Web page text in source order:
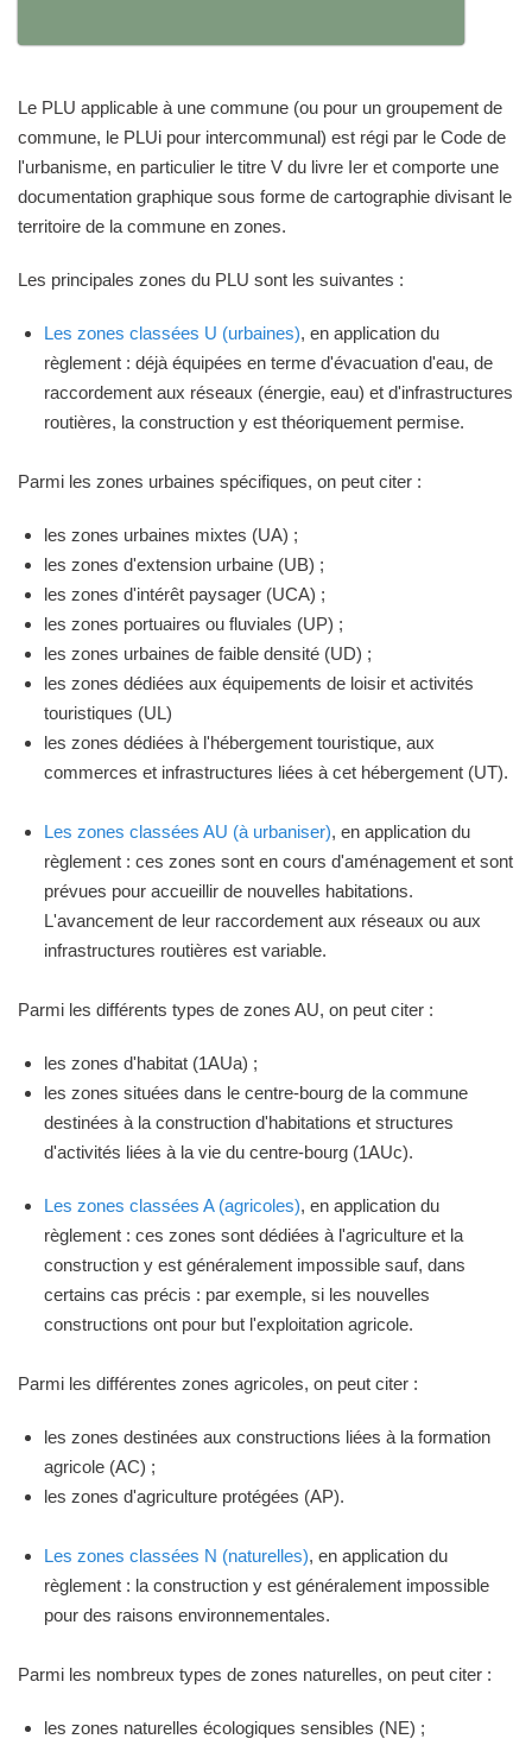
Le PLU applicable à une commune (ou pour un groupement de
commune, le PLUi pour intercommunal) est régi par le Code de
l'urbanisme, en particulier le titre V du livre Ier et comporte une
documentation graphique sous forme de cartographie divisant le
territoire de la commune en zones.
Les principales zones du PLU sont les suivantes :
Les zones classées U (urbaines), en application du
règlement : déjà équipées en terme d'évacuation d'eau, de
raccordement aux réseaux (énergie, eau) et d'infrastructures
routières, la construction y est théoriquement permise.
Parmi les zones urbaines spécifiques, on peut citer :
les zones urbaines mixtes (UA) ;
les zones d'extension urbaine (UB) ;
les zones d'intérêt paysager (UCA) ;
les zones portuaires ou fluviales (UP) ;
les zones urbaines de faible densité (UD) ;
les zones dédiées aux équipements de loisir et activités
touristiques (UL)
les zones dédiées à l'hébergement touristique, aux
commerces et infrastructures liées à cet hébergement (UT).
Les zones classées AU (à urbaniser), en application du
règlement : ces zones sont en cours d'aménagement et sont
prévues pour accueillir de nouvelles habitations.
L'avancement de leur raccordement aux réseaux ou aux
infrastructures routières est variable.
Parmi les différents types de zones AU, on peut citer :
les zones d'habitat (1AUa) ;
les zones situées dans le centre-bourg de la commune
destinées à la construction d'habitations et structures
d'activités liées à la vie du centre-bourg (1AUc).
Les zones classées A (agricoles), en application du
règlement : ces zones sont dédiées à l'agriculture et la
construction y est généralement impossible sauf, dans
certains cas précis : par exemple, si les nouvelles
constructions ont pour but l'exploitation agricole.
Parmi les différentes zones agricoles, on peut citer :
les zones destinées aux constructions liées à la formation
agricole (AC) ;
les zones d'agriculture protégées (AP).
Les zones classées N (naturelles), en application du
règlement : la construction y est généralement impossible
pour des raisons environnementales.
Parmi les nombreux types de zones naturelles, on peut citer :
les zones naturelles écologiques sensibles (NE) ;